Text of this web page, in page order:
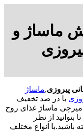
ماساژ و
پیروزی,ماساژ
با در صد تخفیف
خانم دکتر دمیرچی ماساژ غذای روح
از نظر
باشید.با انواع مختلف